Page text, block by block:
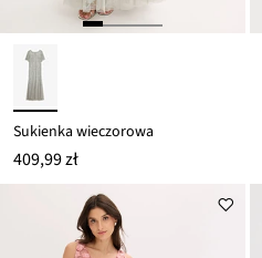
Sukienka wieczorowa
409,99 zł